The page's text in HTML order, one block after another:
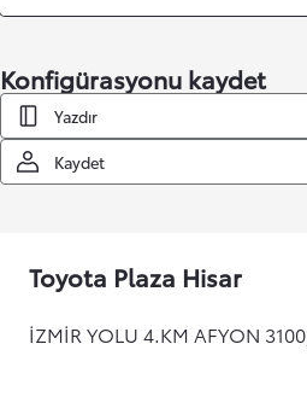
Konfigürasyonu kaydet
Yazdır
Kaydet
Toyota Plaza Hisar
İZMİR YOLU 4.KM AFYON 3100,